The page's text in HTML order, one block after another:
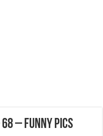
– Funny Pics